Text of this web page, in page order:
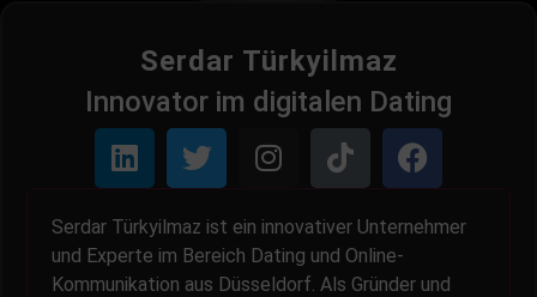
Serdar Türkyilmaz
Innovator im digitalen Dating
Serdar Türkyilmaz ist ein innovativer Unternehmer
und Experte im Bereich Dating und Online-
Kommunikation aus Düsseldorf. Als Gründer und